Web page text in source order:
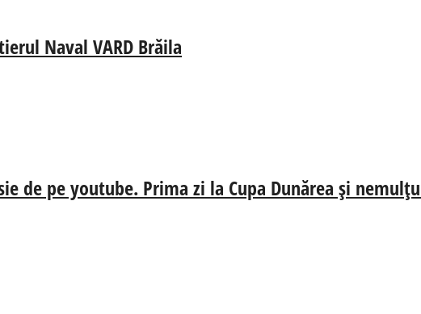
Naval VARD Brăila
de pe youtube. Prima zi la Cupa Dunărea și